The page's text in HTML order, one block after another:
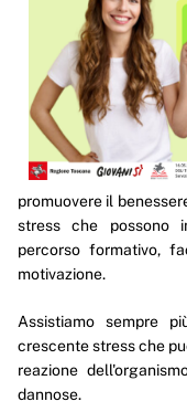
promuovere il
stress che possono
percorso formativo,
motivazione.
Assistiamo sempre
crescente stress che
reazione
dannose.